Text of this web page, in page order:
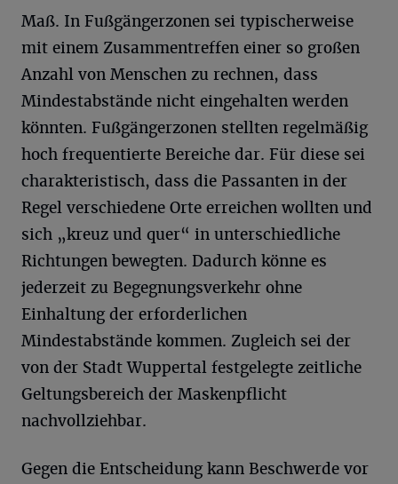
Maß. In Fußgängerzonen sei typischerweise
mit einem Zusammentreffen einer so großen
Anzahl von Menschen zu rechnen, dass
Mindestabstände nicht eingehalten werden
könnten. Fußgängerzonen stellten regelmäßig
hoch frequentierte Bereiche dar. Für diese sei
charakteristisch, dass die Passanten in der
Regel verschiedene Orte erreichen wollten und
sich „kreuz und quer“ in unterschiedliche
Richtungen bewegten. Dadurch könne es
jederzeit zu Begegnungsverkehr ohne
Einhaltung der erforderlichen
Mindestabstände kommen. Zugleich sei der
von der Stadt Wuppertal festgelegte zeitliche
Geltungsbereich der Maskenpflicht
nachvollziehbar.
Gegen die Entscheidung kann Beschwerde vor